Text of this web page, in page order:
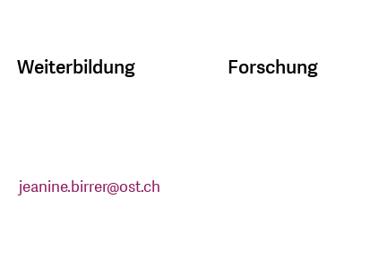
Weiterbildung Forschung
jeanine.birrer@ost.ch